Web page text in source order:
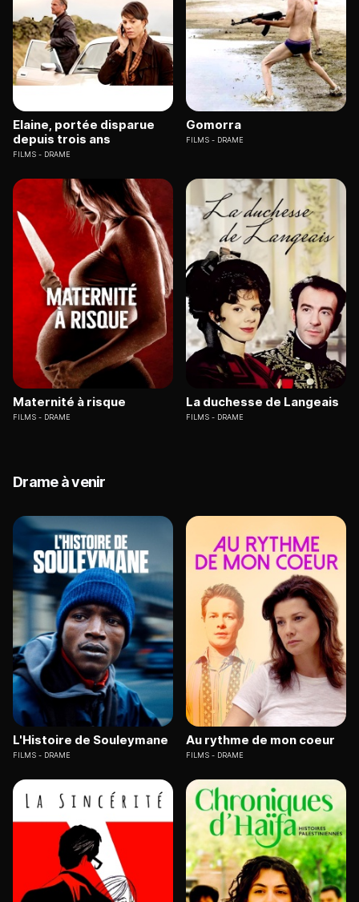
Elaine, portée disparue
depuis trois ans
FILMS DRAME
Gomorra
FILMS DRAME
Maternité à risque
FILMS DRAME
La duchesse de Langeais
FILMS DRAME
Drame à venir
L'Histoire de Souleymane
FILMS DRAME
Au rythme de mon coeur
FILMS DRAME